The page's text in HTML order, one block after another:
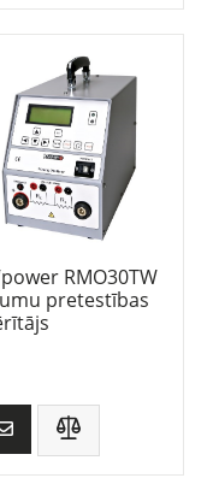
RMO30TW
pretestības